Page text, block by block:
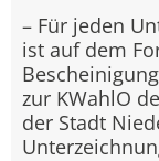
– Für jeden
ist auf dem
zur KWahlO
der Stadt